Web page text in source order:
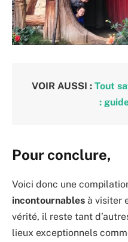
VOIR AUSSI : Tout
:
Pour conclure,
Voici donc une
incontournables à visiter
vérité, il reste tant
lieux exceptionnels